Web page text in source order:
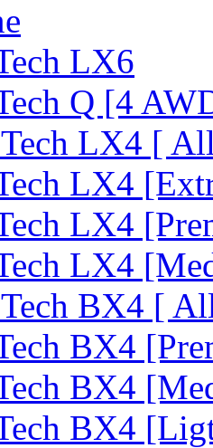
LX6
Q [4
LX4 [
LX4
LX4
LX4
BX4 [
BX4
BX4
BX4